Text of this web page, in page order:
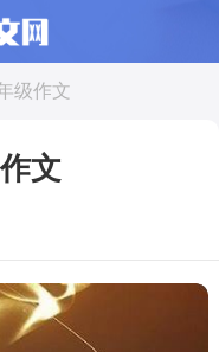
级作文
文